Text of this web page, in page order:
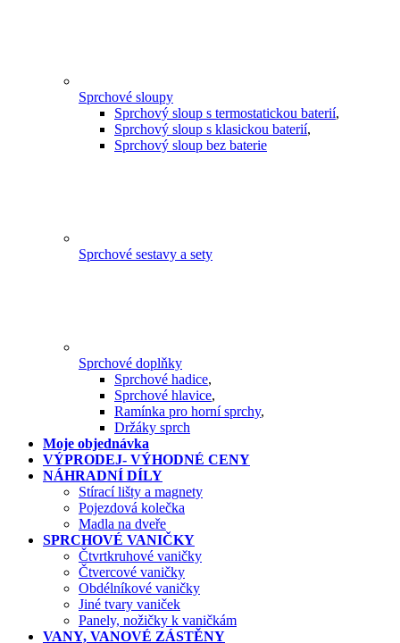
Sprchové sloupy
Sprchový sloup s termostatickou baterií,
Sprchový sloup s klasickou baterií,
Sprchový sloup bez baterie
Sprchové sestavy a sety
Sprchové doplňky
Sprchové hadice,
Sprchové hlavice,
Ramínka pro horní sprchy,
Držáky sprch
Moje objednávka
VÝPRODEJ- VÝHODNÉ CENY
NÁHRADNÍ DÍLY
Stírací lišty a magnety
Pojezdová kolečka
Madla na dveře
SPRCHOVÉ VANIČKY
Čtvrtkruhové vaničky
Čtvercové vaničky
Obdélníkové vaničky
Jiné tvary vaniček
Panely, nožičky k vaničkám
VANY, VANOVÉ ZÁSTĚNY